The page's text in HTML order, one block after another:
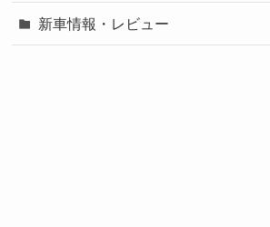
新車情報・レビュー